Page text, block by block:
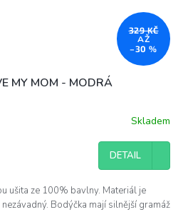
329 KČ
AŽ
–30 %
MY MOM - MODRÁ
Skladem
DETAIL
ušita ze 100% bavlny. Materiál je
Bodýčka mají silnější gramáž